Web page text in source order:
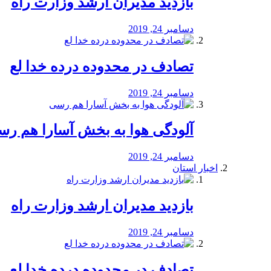
دسامبر 24, 2019
تصادف در محدوده درده خدا لع
دسامبر 24, 2019
آلودگی هوا به بخش آسارا هم
دسامبر 24, 2019
اخبار استان
بازدید مدیران ارشد وزارت راه
دسامبر 24, 2019